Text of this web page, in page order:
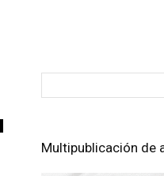
Multipublicación de